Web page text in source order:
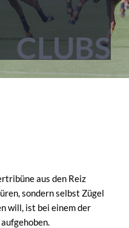
CLUBS
aus den Reiz
sondern selbst Zügel
will, ist bei einem der